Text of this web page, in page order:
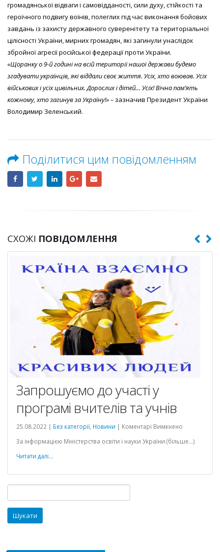
громадянської відваги і самовідданості, сили духу, стійкості та
героїчного подвигу воїнів, полеглих під час виконання бойових
завдань із захисту державного суверенітету та територіальної
цілісності України, мирних громадян, які загинули унаслідок
збройної агресії російської федерації проти України.
«Щоранку о 9-й годині на всій території нашої держави будемо
згадувати українців, які віддали своє життя. Усіх, хто воював. Усіх
військових і усіх цивільних. Дорослих і дітей… Усіх! Вічна памʼять
кожному, хто загинув за Україну!» – зазначив Президент України
Володимир Зеленський.
Поділитися цим повідомленням
СХОЖІ ПОВІДОМЛЕННЯ
Запрошуємо до участі у
програмі вчителів та учнів
25.08.2022 | Без категорії, Новини | Коментарі Вимкнено
до
програмі
За інформацією Міністерства освіти і науки України (більше…)
Читати далі...